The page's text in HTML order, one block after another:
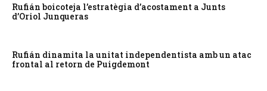
Rufián boicoteja l’estratègia d’acostament a Junts
d’Oriol Junqueras
Rufián dinamita la unitat independentista amb un atac
frontal al retorn de Puigdemont